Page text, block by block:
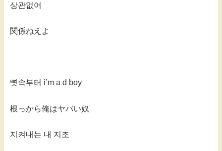
상관없어
関係ねえよ
뼛속부터 i’m a d boy
根っから俺はヤバい奴
지켜내는 내 지조